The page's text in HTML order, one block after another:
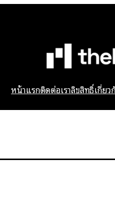
หน้าแรกติดต่อเราลิขสิทธิ์เกี่ยว